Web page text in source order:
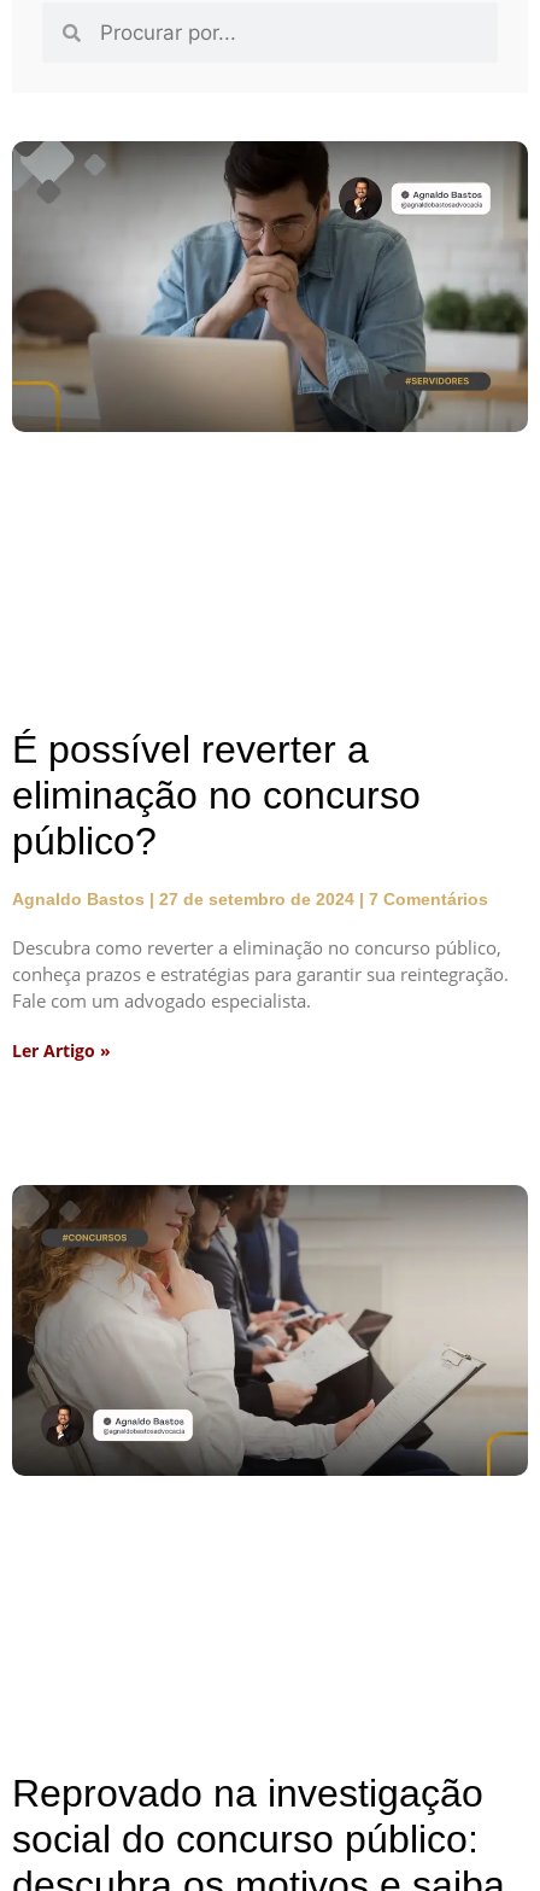
É possível reverter a
eliminação no concurso
público?
Agnaldo Bastos 27 de setembro de 2024 7 Comentários
Descubra como reverter a eliminação no concurso público,
conheça prazos e estratégias para garantir sua reintegração.
Fale com um advogado especialista.
Ler Artigo »
Reprovado na investigação
social do concurso público: